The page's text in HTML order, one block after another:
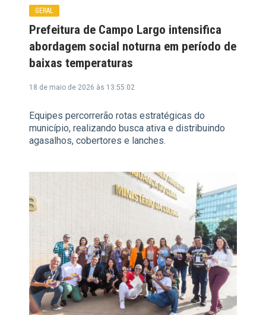
GERAL
Prefeitura de Campo Largo intensifica
abordagem social noturna em período de
baixas temperaturas
18 de maio de 2026 às 13:55:02
Equipes percorrerão rotas estratégicas do
município, realizando busca ativa e distribuindo
agasalhos, cobertores e lanches.